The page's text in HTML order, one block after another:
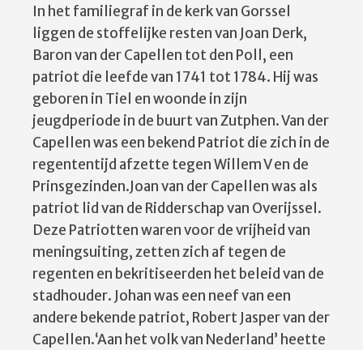
In het familiegraf in de kerk van Gorssel
liggen de stoffelijke resten van Joan Derk,
Baron van der Capellen tot den Poll, een
patriot die leefde van 1741 tot 1784. Hij was
geboren in Tiel en woonde in zijn
jeugdperiode in de buurt van Zutphen. Van der
Capellen was een bekend Patriot die zich in de
regententijd afzette tegen Willem V en de
Prinsgezinden.Joan van der Capellen was als
patriot lid van de Ridderschap van Overijssel.
Deze Patriotten waren voor de vrijheid van
meningsuiting, zetten zich af tegen de
regenten en bekritiseerden het beleid van de
stadhouder. Johan was een neef van een
andere bekende patriot, Robert Jasper van der
Capellen.‘Aan het volk van Nederland’ heette